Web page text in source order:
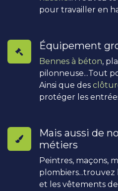
pour travailler en
Équipement
Bennes à béton,
pilonneuse...Tout
Ainsi que des
protéger les
Mais aussi de
métiers
Peintres, maçons,
plombiers...trouvez
et les vêtements